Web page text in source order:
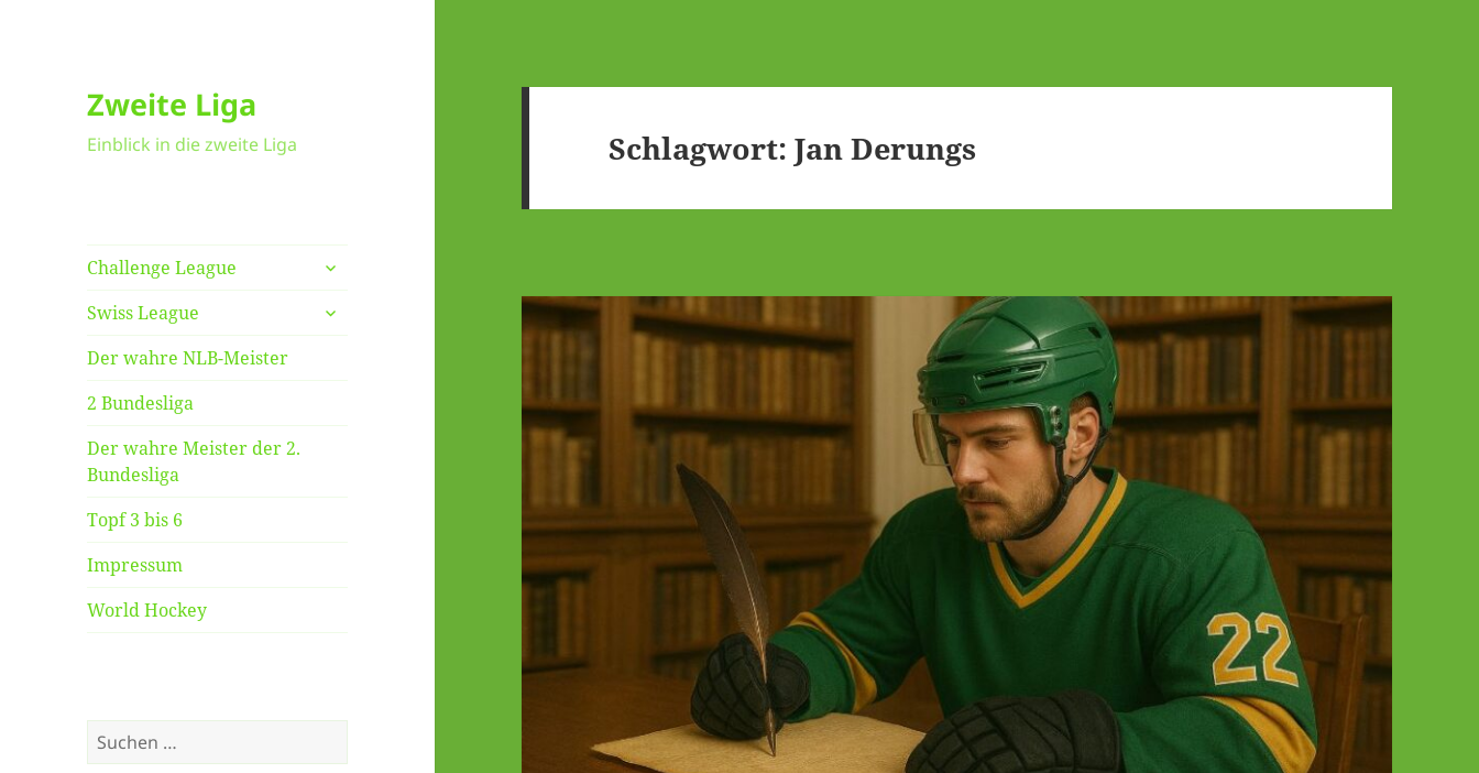
Zweite Liga
Einblick in die zweite Liga
Challenge League
untermenü
anzeigen
Swiss League
untermenü
anzeigen
Der wahre NLB-Meister
2 Bundesliga
Der wahre Meister der 2.
Bundesliga
Topf 3 bis 6
Impressum
World Hockey
Suche
nach:
Schlagwort:Jan Derungs